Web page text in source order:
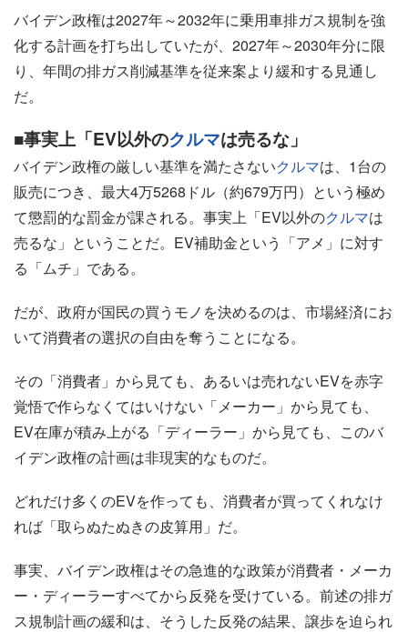
バイデン政権は2027年～2032年に乗用車排ガス規制を強
化する計画を打ち出していたが、2027年～2030年分に限
り、年間の排ガス削減基準を従来案より緩和する見通し
だ。
■事実上「EV以外のクルマは売るな」
バイデン政権の厳しい基準を満たさないクルマは、1台の
販売につき、最大4万5268ドル（約679万円）という極め
て懲罰的な罰金が課される。事実上「EV以外のクルマは
売るな」ということだ。EV補助金という「アメ」に対す
る「ムチ」である。
だが、政府が国民の買うモノを決めるのは、市場経済にお
いて消費者の選択の自由を奪うことになる。
その「消費者」から見ても、あるいは売れないEVを赤字
覚悟で作らなくてはいけない「メーカー」から見ても、
EV在庫が積み上がる「ディーラー」から見ても、このバ
イデン政権の計画は非現実的なものだ。
どれだけ多くのEVを作っても、消費者が買ってくれなけ
れば「取らぬたぬきの皮算用」だ。
事実、バイデン政権はその急進的な政策が消費者・メーカ
ー・ディーラーすべてから反発を受けている。前述の排ガ
ス規制計画の緩和は、そうした反発の結果、譲歩を迫られ